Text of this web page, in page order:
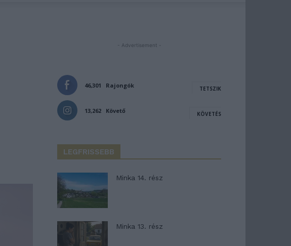
- Advertisement -
46,301 Rajongók TETSZIK
13,262 Követő KÖVETÉS
LEGFRISSEBB
Minka 14. rész
Minka 13. rész